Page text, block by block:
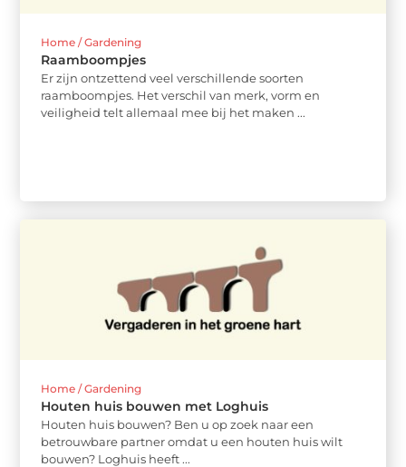
Home / Gardening
Raamboompjes
Er zijn ontzettend veel verschillende soorten
raamboompjes. Het verschil van merk, vorm en
veiligheid telt allemaal mee bij het maken ...
Home / Gardening
Houten huis bouwen met Loghuis
Houten huis bouwen? Ben u op zoek naar een
betrouwbare partner omdat u een houten huis wilt
bouwen? Loghuis heeft ...